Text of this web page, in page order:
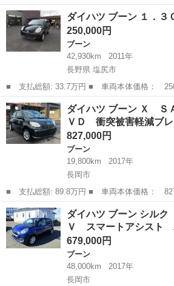
名： ダイハツ ■ 車種名： ブーン ■ グレ
リミテッド 純正ナビ／ワンセグＴＶ／バック
ホイール／ス...
新潟 新潟市 ブーン
ダイハツ ブーン １．３
250,000円
ブーン
42,930km
2011年
長野県 塩尻市
■ 支払総額: 33.7万円 ■ 車両本体価格： 250,000 円 ■ メーカー
名： ダイハツ ■ 車種名： ブーン ■ グレ
■ 排気量： 1300cc ■ ドア枚数： 5D ■ ミ
長野 塩尻市 ブーン
ダイハツ ブーン Ｘ
ＶＤ 衝突被害軽減ブ
827,000円
ブーン
19,800km
2017年
長岡市
■ 支払総額: 89.8万円 ■ 車両本体価格： 827,000 円 ■ メーカー
名： ダイハツ ■ 車種名： ブーン ■ グレ
Ｉ ナビＴＶ ＤＶＤ 衝突被害軽減ブレーキ
ドリングスト...
新潟 長岡市 ブーン
ダイハツ ブーン シル
Ｖ スマートアシス
679,000円
ブーン
48,000km
2017年
長岡市